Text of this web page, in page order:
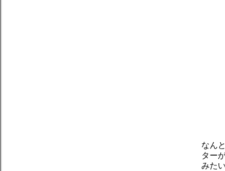
なん
ター
みた